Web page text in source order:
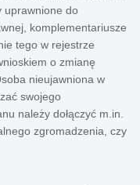
uprawnione do
komplementariusze
tego w rejestrze
o zmianę
nieujawniona w
swojego
należy dołączyć m.in.
zgromadzenia, czy